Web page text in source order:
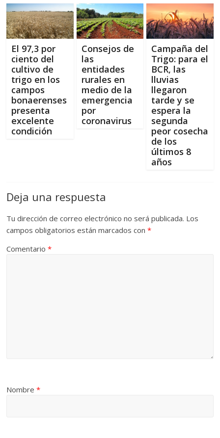
o
o
k
o
n
ar
ti
r
El 97,3 por
ciento del
cultivo de
trigo en los
campos
bonaerenses
presenta
excelente
condición
Consejos de
las
entidades
rurales en
medio de la
emergencia
por
coronavirus
Campaña del
Trigo: para el
BCR, las
lluvias
llegaron
tarde y se
espera la
segunda
peor cosecha
de los
últimos 8
años
Deja una respuesta
Tu dirección de correo electrónico no será publicada. Los
campos obligatorios están marcados con*
Comentario*
Nombre*